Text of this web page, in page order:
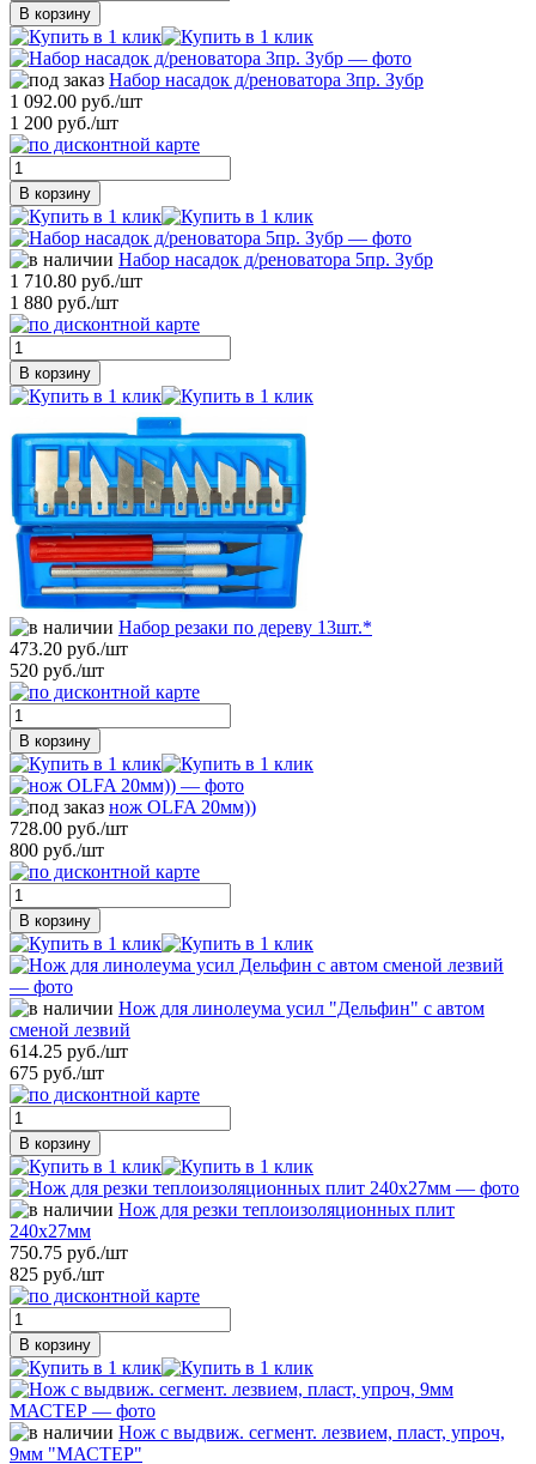
В корзину
Набор насадок д/реноватора 3пр. Зубр
1 092.00 руб./шт
1 200 руб./шт
В корзину
Набор насадок д/реноватора 5пр. Зубр
1 710.80 руб./шт
1 880 руб./шт
В корзину
Набор резаки по дереву 13шт.*
473.20 руб./шт
520 руб./шт
В корзину
нож OLFA 20мм))
728.00 руб./шт
800 руб./шт
В корзину
Нож для линолеума усил "Дельфин" с автом
сменой лезвий
614.25 руб./шт
675 руб./шт
В корзину
Нож для резки теплоизоляционных плит
240х27мм
750.75 руб./шт
825 руб./шт
В корзину
Нож с выдвиж. сегмент. лезвием, пласт, упроч,
9мм "МАСТЕР"